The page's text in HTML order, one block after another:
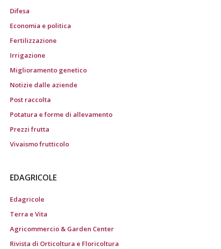
Difesa
Economia e politica
Fertilizzazione
Irrigazione
Miglioramento genetico
Notizie dalle aziende
Post raccolta
Potatura e forme di allevamento
Prezzi frutta
Vivaismo frutticolo
EDAGRICOLE
Edagricole
Terra e Vita
Agricommercio & Garden Center
Rivista di Orticoltura e Floricoltura